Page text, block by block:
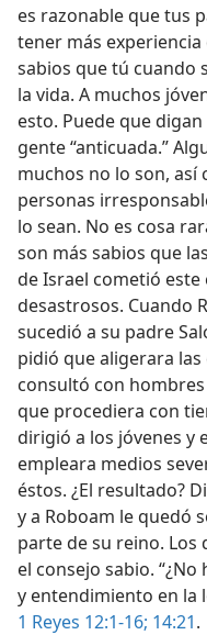
es razonable que tus
tener más
sabios que tú cuando
la vida. A muchos
esto. Puede que
gente “anticuada.”
muchos no lo son, así
personas
lo sean. No es cosa
son más sabios que
de Israel cometió
desastrosos. Cuando
sucedió a su padre
pidió que aligerara
consultó con
que procediera con
dirigió a los jóvenes y
empleara medios
éstos. ¿El resultado?
y a Roboam le quedó
parte de su reino. Los
el consejo sabio.
y entendimiento en la
1 Reyes 12:1-16; 14:21.